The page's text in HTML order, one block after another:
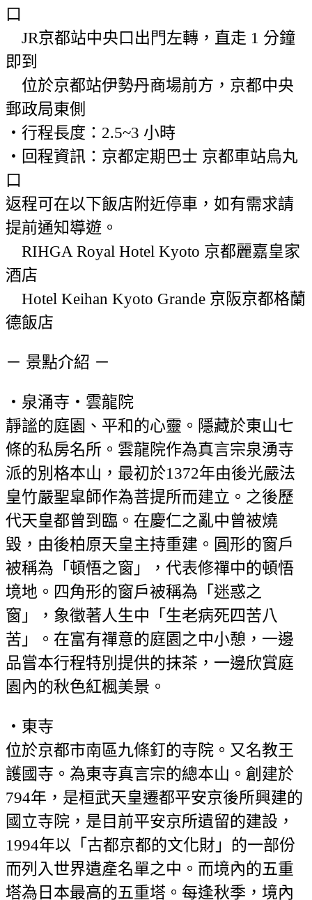
口
JR京都站中央口出門左轉，直走 1 分鐘
即到
位於京都站伊勢丹商場前方，京都中央
郵政局東側
・行程長度：2.5~3 小時
・回程資訊：京都定期巴士 京都車站烏丸
口
返程可在以下飯店附近停車，如有需求請
提前通知導遊。
RIHGA Royal Hotel Kyoto 京都麗嘉皇家
酒店
Hotel Keihan Kyoto Grande 京阪京都格蘭
德飯店
－ 景點介紹 －
・泉涌寺・雲龍院
靜謐的庭園、平和的心靈。隱藏於東山七
條的私房名所。雲龍院作為真言宗泉湧寺
派的別格本山，最初於1372年由後光嚴法
皇竹嚴聖皐師作為菩提所而建立。之後歷
代天皇都曾到臨。在慶仁之亂中曾被燒
毀，由後柏原天皇主持重建。圓形的窗戶
被稱為「頓悟之窗」，代表修禪中的頓悟
境地。四角形的窗戶被稱為「迷惑之
窗」，象徵著人生中「生老病死四苦八
苦」。在富有禪意的庭園之中小憩，一邊
品嘗本行程特別提供的抹茶，一邊欣賞庭
園內的秋色紅楓美景。
・東寺
位於京都市南區九條釘的寺院。又名教王
護國寺。為東寺真言宗的總本山。創建於
794年，是桓武天皇遷都平安京後所興建的
國立寺院，是目前平安京所遺留的建設，
1994年以「古都京都的文化財」的一部份
而列入世界遺產名單之中。而境內的五重
塔為日本最高的五重塔。每逢秋季，境內